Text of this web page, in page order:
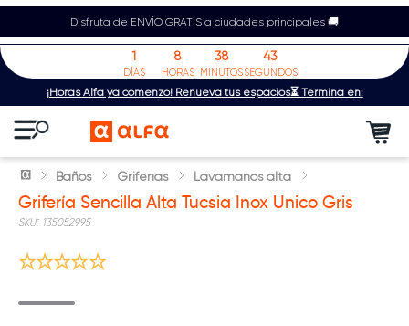
Disfruta de ENVÍO GRATIS a ciudades principales 🚚
¡Horas Alfa ya comenzó! Renueva tus espacios⏳ Termina en:
1
DÍAS
8
HORAS
38
MINUTOS
42
SEGUNDOS
Baños Griferías Lavamanos alta
Grifería Sencilla Alta Tucsia Inox Unico Gris
: 135052995